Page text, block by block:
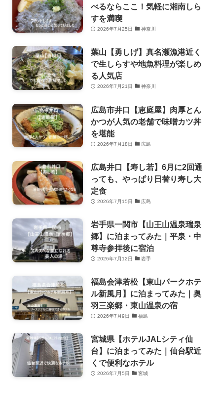
べるならここ！気軽に湘南しら
すを満喫
2026年7月25日 神奈川
葉山【勇しげ】真名瀬漁港近く
で生しらすや地魚料理が楽しめ
る人気店
2026年7月21日 神奈川
広島市井口【恵庭屋】肉厚とん
かつが人気の老舗で味噌カツ丼
を堪能
2026年7月18日 広島
広島井口【寿し若】6月に2回通
っても、やっぱり日替り寿し大
定食
2026年7月15日 広島
岩手県一関市【山王山温泉瑞泉
郷】に泊まってみた｜平泉・中
尊寺参拝後に宿泊
2026年7月12日 岩手
福島会津若松【東山パークホテ
ル新風月】に泊まってみた｜奥
羽三楽郷・東山温泉の宿
2026年7月9日 福島
宮城県【ホテルJALシティ仙
台】に泊まってみた｜仙台駅近
くで便利なホテル
2026年7月5日 宮城